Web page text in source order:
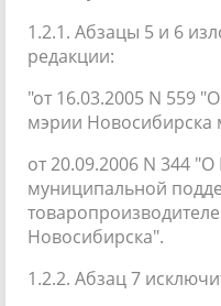
1.2.1. Абзацы 5 и 6
редакции:
"от 16.03.2005 N 559
мэрии
от 20.09.2006 N 344
муниципальной
Новосибирска".
1.2.2. Абзац 7